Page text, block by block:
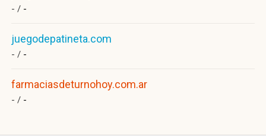
- / -
juegodepatineta.com
- / -
farmaciasdeturnohoy.com.ar
- / -